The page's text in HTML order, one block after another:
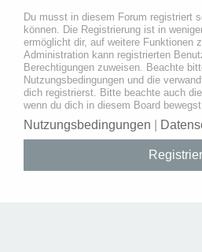
Du musst in diesem Forum registriert
können. Die Registrierung ist in
ermöglicht dir, auf weitere Funktionen
Administration kann registrierten
Berechtigungen zuweisen. Beachte
Nutzungsbedingungen und die
dich registrierst. Bitte beachte auch
wenn du dich in diesem Board
Nutzungsbedingungen